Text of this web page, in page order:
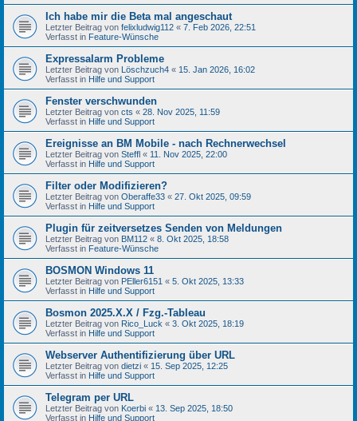
Ich habe mir die Beta mal angeschaut
Letzter Beitrag von felixludwig112 « 7. Feb 2026, 22:51
Verfasst in Feature-Wünsche
Expressalarm Probleme
Letzter Beitrag von Löschzuch4 « 15. Jan 2026, 16:02
Verfasst in Hilfe und Support
Fenster verschwunden
Letzter Beitrag von cts « 28. Nov 2025, 11:59
Verfasst in Hilfe und Support
Ereignisse an BM Mobile - nach Rechnerwechsel
Letzter Beitrag von Steffl « 11. Nov 2025, 22:00
Verfasst in Hilfe und Support
Filter oder Modifizieren?
Letzter Beitrag von Oberaffe33 « 27. Okt 2025, 09:59
Verfasst in Hilfe und Support
Plugin für zeitversetzes Senden von Meldungen
Letzter Beitrag von BM112 « 8. Okt 2025, 18:58
Verfasst in Feature-Wünsche
BOSMON Windows 11
Letzter Beitrag von PEller6151 « 5. Okt 2025, 13:33
Verfasst in Hilfe und Support
Bosmon 2025.X.X / Fzg.-Tableau
Letzter Beitrag von Rico_Luck « 3. Okt 2025, 18:19
Verfasst in Hilfe und Support
Webserver Authentifizierung über URL
Letzter Beitrag von dietzi « 15. Sep 2025, 12:25
Verfasst in Hilfe und Support
Telegram per URL
Letzter Beitrag von Koerbi « 13. Sep 2025, 18:50
Verfasst in Hilfe und Support